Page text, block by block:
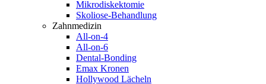
Mikrodiskektomie
Skoliose-Behandlung
Zahnmedizin
All-on-4
All-on-6
Dental-Bonding
Emax Kronen
Hollywood Lächeln